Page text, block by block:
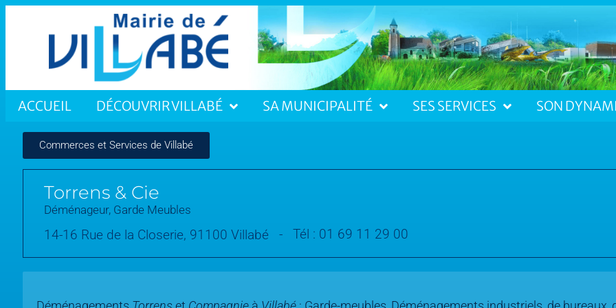
ACCUEIL DÉCOUVRIR VILLABÉ SA MUNICIPALITÉ SES SERVICES SON
Commerces et Services de Villabé
Torrens & Cie
Déménageur, Garde Meubles
14-16 Rue de la Closerie, 91100 Villabé Tél : 01 69 11 29 00